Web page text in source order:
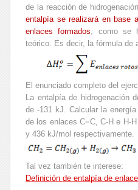
de la reacción de
entalpía se realizará en base
enlaces formados, como se
teórico. Es decir, la fórmula de
El enunciado completo del
La entalpía de hidrogenación
de -131 kJ. Calcular la
de los enlaces C=C, C-H e H-
y 436 kJ/mol respectivamente.
Tal vez también te interese:
Definición de entalpía de